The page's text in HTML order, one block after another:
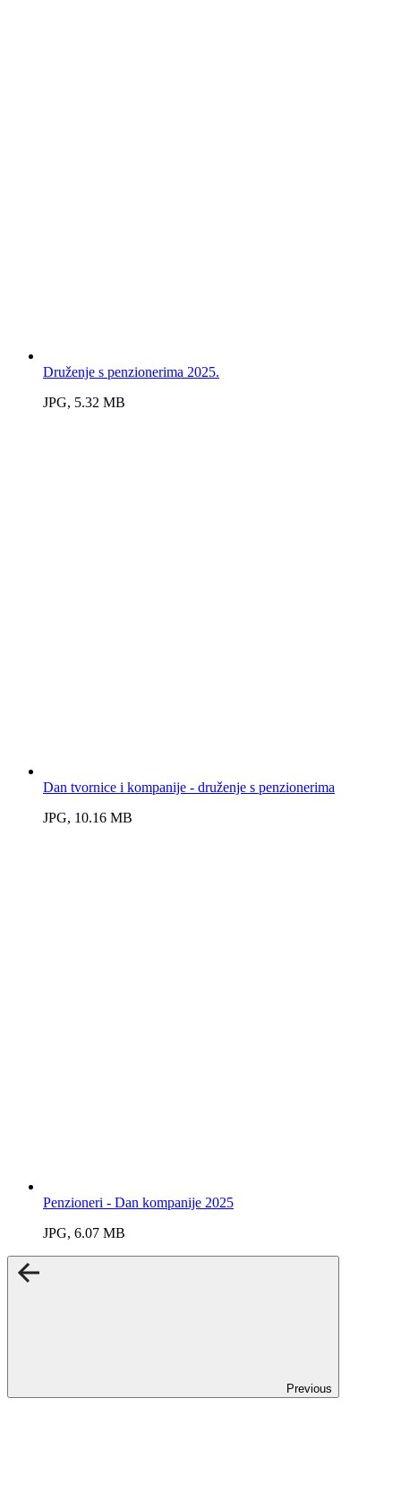
Druženje s penzionerima 2025.
JPG, 5.32 MB
Dan tvornice i kompanije - druženje s penzionerima
JPG, 10.16 MB
Penzioneri - Dan kompanije 2025
JPG, 6.07 MB
Previous